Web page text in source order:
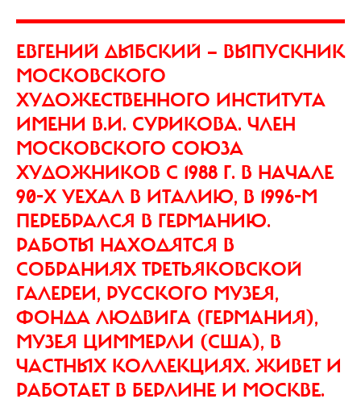
ЕВГЕНИЙ ДЫБСКИЙ — ВЫПУСКНИК
МОСКОВСКОГО
ХУДОЖЕСТВЕННОГО ИНСТИТУТА
ИМЕНИ В.И. СУРИКОВА. ЧЛЕН
МОСКОВСКОГО СОЮЗА
ХУДОЖНИКОВ С 1988 Г. В НАЧАЛЕ
90-Х УЕХАЛ В ИТАЛИЮ, В 1996-М
ПЕРЕБРАЛСЯ В ГЕРМАНИЮ.
РАБОТЫ НАХОДЯТСЯ В
СОБРАНИЯХ ТРЕТЬЯКОВСКОЙ
ГАЛЕРЕИ, РУССКОГО МУЗЕЯ,
ФОНДА ЛЮДВИГА (ГЕРМАНИЯ),
МУЗЕЯ ЦИММЕРЛИ (США), В
ЧАСТНЫХ КОЛЛЕКЦИЯХ. ЖИВЕТ И
РАБОТАЕТ В БЕРЛИНЕ И МОСКВЕ.